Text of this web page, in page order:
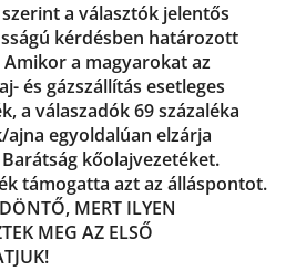
a választók jelentős
kérdésben határozott
a magyarokat az
és gázszállítás esetleges
a válaszadók 69 százaléka
egyoldalúan elzárja
kőolajvezetéket.
támogatta azt az álláspontot.
MERT ILYEN
MEG AZ ELSŐ